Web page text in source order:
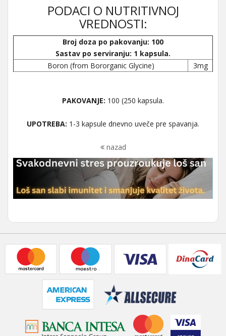
PODACI O NUTRITIVNOJ
VREDNOSTI:
Broj doza po pakovanju: 100
Sastav po serviranju: 1 kapsula.
Boron (from Bororganic Glycine)
3mg
PAKOVANJE: 100 (250 kapsula.
UPOTREBA: 1-3 kapsule dnevno uveče pre spavanja.
nazad